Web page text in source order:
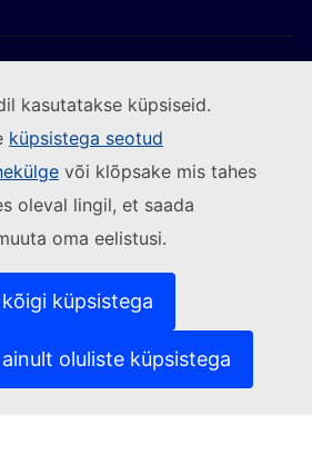
kasutatakse küpsiseid.
küpsistega seotud
või klõpsake mis tahes
oleval lingil, et saada
oma eelistusi.
küpsistega
oluliste küpsistega
(Välislink)
(Välislink)
(Välislink)